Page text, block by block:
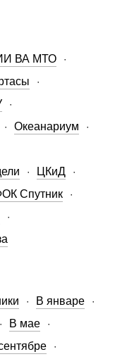
ВА МТО
Океанариум
ЦКиД
Спутник
В январе
В мае